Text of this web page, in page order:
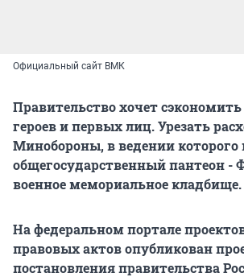
Официальный сайт ВМК
Правительство хочет
героев и первых лиц. Урезать
Минобороны, в ведении которого
общегосударственный пантеон -
военное мемориальное кладбище.
На федеральном портале
правовых актов опубликован
постановления правительства